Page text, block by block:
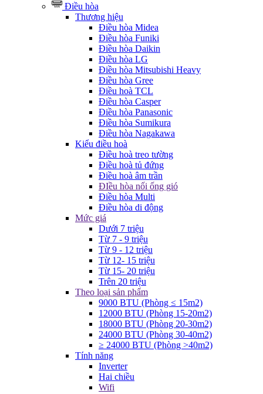
Điều hòa
Thương hiệu
Điều hòa Midea
Điều hòa Funiki
Điều hòa Daikin
Điều hòa LG
Điều hòa Mitsubishi Heavy
Điều hòa Gree
Điều hoà TCL
Điều hòa Casper
Điều hòa Panasonic
Điều hòa Sumikura
Điều hòa Nagakawa
Kiểu điều hoà
Điều hoà treo tường
Điều hoà tủ đứng
Điều hoà âm trần
ĐIều hòa nối ống gió
Điều hòa Multi
Điều hòa di động
Mức giá
Dưới 7 triệu
Từ 7 - 9 triệu
Từ 9 - 12 triệu
Từ 12- 15 triệu
Từ 15- 20 triệu
Trên 20 triệu
Theo loại sản phẩm
9000 BTU (Phòng ≤ 15m2)
12000 BTU (Phòng 15-20m2)
18000 BTU (Phòng 20-30m2)
24000 BTU (Phòng 30-40m2)
≥ 24000 BTU (Phòng >40m2)
Tính năng
Inverter
Hai chiều
Wifi